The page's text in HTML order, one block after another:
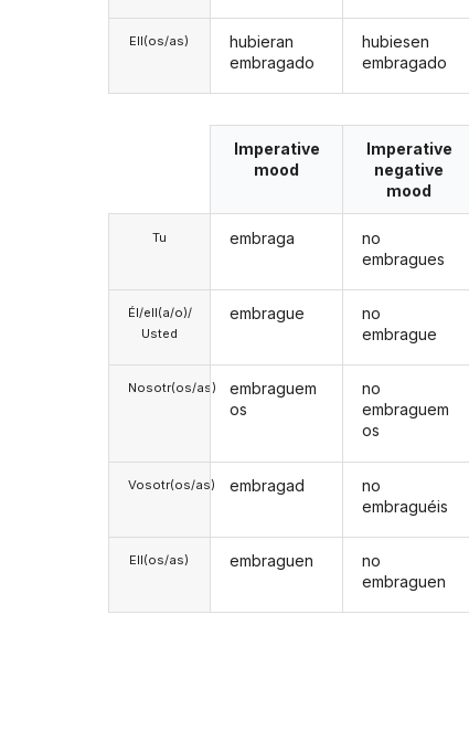
Ell(os/as)
hubieran
embragado
hubiesen
embragado
Tu
Él/ell(a/o)/
Usted
Nosotr(os/as)
Vosotr(os/as)
Ell(os/as)
Imperative
mood
embraga
embrague
embraguem
os
embragad
embraguen
Imperative
negative
mood
no
embragues
no
embrague
no
embraguem
os
no
embraguéis
no
embraguen